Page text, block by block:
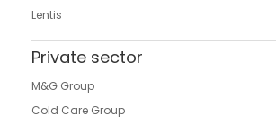
Lentis
Private sector
M&G Group
Cold Care Group